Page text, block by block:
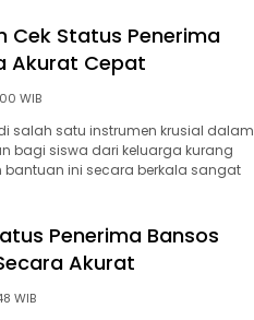
Cek Status Penerima
Akurat Cepat
Mei 2026 12:00 WIB
salah satu instrumen krusial dalam
bagi siswa dari keluarga kurang
ini secara berkala sangat
Penerima Bansos
Akurat
Mei 2026 11:48 WIB